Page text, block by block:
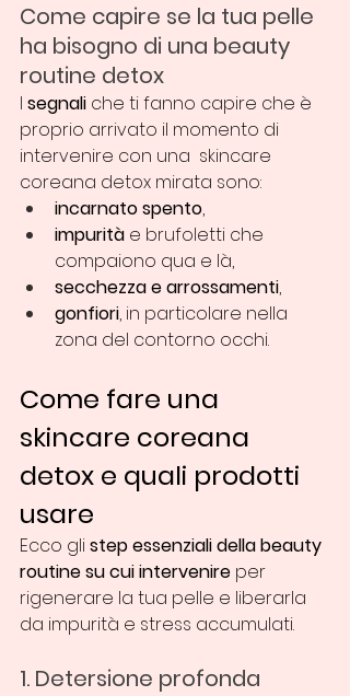
Come capire se la tua pelle
ha bisogno di una beauty
routine detox
I segnali che ti fanno capire che è
proprio arrivato il momento di
intervenire con una  skincare
coreana detox mirata sono:
incarnato spento,
impurità e brufoletti che
compaiono qua e là,
secchezza e arrossamenti,
gonfiori, in particolare nella
zona del contorno occhi.
Come fare una
skincare coreana
detox e quali prodotti
usare
Ecco gli step essenziali della beauty
routine su cui intervenire per
rigenerare la tua pelle e liberarla
da impurità e stress accumulati.
1. Detersione profonda